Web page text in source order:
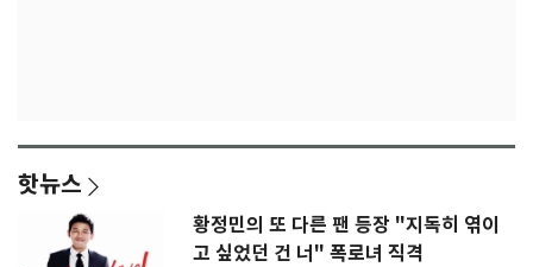
핫뉴스
황정민의 또 다른 팬 등장 "지독히 엮이
고 싶었던 건 너" 폭로녀 직격